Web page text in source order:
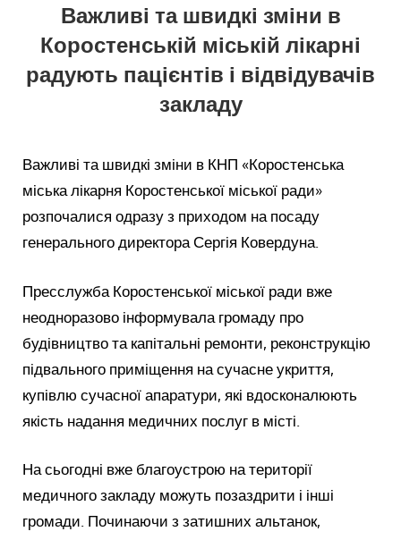
Важливі та швидкі зміни в
Коростенській міській лікарні
радують пацієнтів і відвідувачів
закладу
Важливі та швидкі зміни в КНП «Коростенська
міська лікарня Коростенської міської ради»
розпочалися одразу з приходом на посаду
генерального директора Сергія Ковердуна.
Пресслужба Коростенської міської ради вже
неодноразово інформувала громаду про
будівництво та капітальні ремонти, реконструкцію
підвального приміщення на сучасне укриття,
купівлю сучасної апаратури, які вдосконалюють
якість надання медичних послуг в місті.
На сьогодні вже благоустрою на території
медичного закладу можуть позаздрити і інші
громади. Починаючи з затишних альтанок,